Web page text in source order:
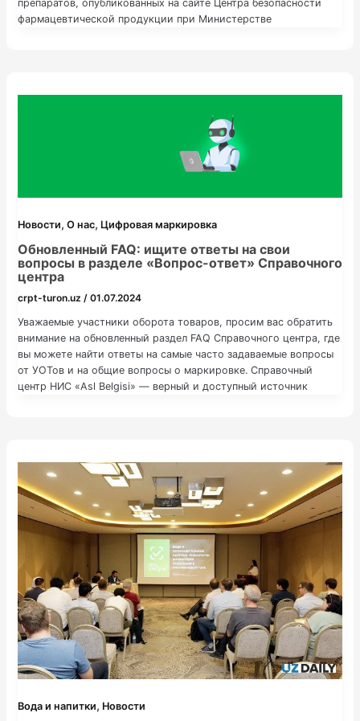
препаратов, опубликованных на сайте Центра безопасности
фармацевтической продукции при Министерстве
Новости, О нас, Цифровая маркировка
Обновленный FAQ: ищите ответы на свои
вопросы в разделе «Вопрос-ответ» Справочного
центра
crpt-turon.uz / 01.07.2024
Уважаемые участники оборота товаров, просим вас обратить
внимание на обновленный раздел FAQ Справочного центра, где
вы можете найти ответы на самые часто задаваемые вопросы
от УОТов и на общие вопросы о маркировке. Справочный
центр НИС «Asl Belgisi» — верный и доступный источник
Вода и напитки, Новости